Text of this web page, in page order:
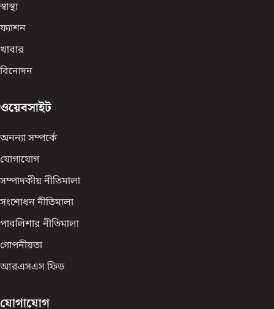
স্বাস্থ্য
ফ্যাশন
খাবার
বিনোদন
ওয়েবসাইট
অনন্যা সম্পর্কে
যোগাযোগ
সম্পাদকীয় নীতিমালা
সংশোধন নীতিমালা
পাবলিশার নীতিমালা
গোপনীয়তা
আরএসএস ফিড
যোগাযোগ